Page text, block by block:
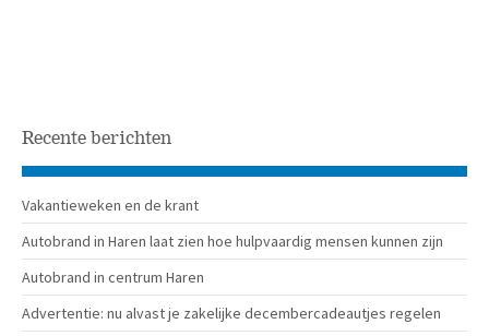
Recente berichten
Vakantieweken en de krant
Autobrand in Haren laat zien hoe hulpvaardig mensen kunnen zijn
Autobrand in centrum Haren
Advertentie: nu alvast je zakelijke decembercadeautjes regelen